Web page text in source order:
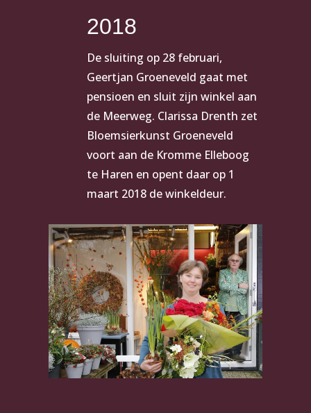
2018
De sluiting op 28 februari,
Geertjan Groeneveld gaat met
pensioen en sluit zijn winkel aan
de Meerweg. Clarissa Drenth zet
Bloemsierkunst Groeneveld
voort aan de Kromme Elleboog
te Haren en opent daar op 1
maart 2018 de winkeldeur.